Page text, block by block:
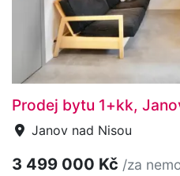
Prodej bytu 1+kk,
Janov nad Nisou
3 499 000 Kč /za